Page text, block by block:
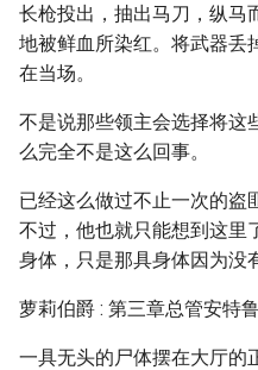
长枪投出，抽出马刀，纵马
地被鲜血所染红。将武器丢
在当场。
不是说那些领主会选择将这
么完全不是这么回事。
已经这么做过不止一次的盗
不过，他也就只能想到这里
身体，只是那具身体因为没
萝莉伯爵 : 第三章总管安特
一具无头的尸体摆在大厅的